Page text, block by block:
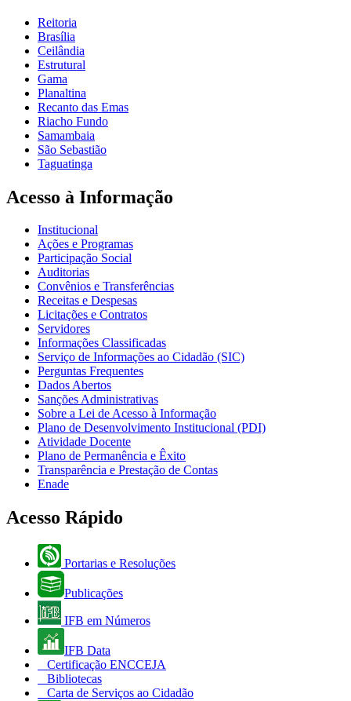
Reitoria
Brasília
Ceilândia
Estrutural
Gama
Planaltina
Recanto das Emas
Riacho Fundo
Samambaia
São Sebastião
Taguatinga
Acesso à Informação
Institucional
Ações e Programas
Participação Social
Auditorias
Convênios e Transferências
Receitas e Despesas
Licitações e Contratos
Servidores
Informações Classificadas
Serviço de Informações ao Cidadão (SIC)
Perguntas Frequentes
Dados Abertos
Sanções Administrativas
Sobre a Lei de Acesso à Informação
Plano de Desenvolvimento Institucional (PDI)
Atividade Docente
Plano de Permanência e Êxito
Transparência e Prestação de Contas
Enade
Acesso Rápido
Portarias e Resoluções
Publicações
IFB em Números
IFB Data
Certificação ENCCEJA
Bibliotecas
Carta de Serviços ao Cidadão